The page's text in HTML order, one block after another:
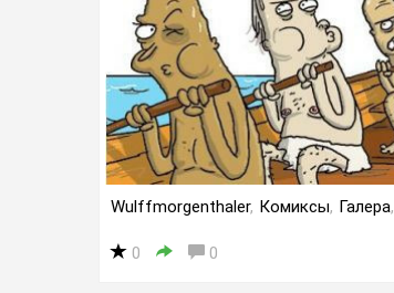
Wulffmorgenthaler, Комиксы, Галера,
0 0